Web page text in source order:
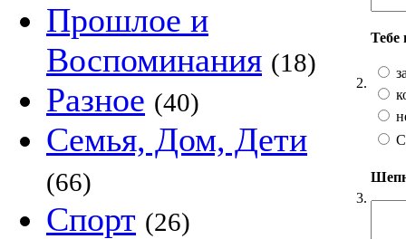
Прошлое и
Воспоминания (18)
Разное (40)
Семья, Дом, Дети
(66)
Спорт (26)
2.
Тебе
3.